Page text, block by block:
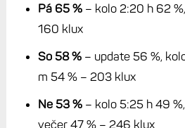
Pá 65 %– kolo 2:20 h 62
160 klux
So 58 %– update 56 %,
m 54 % – 203 klux
Ne 53 %– kolo 5:25 h 49
večer 47 % – 246 klux